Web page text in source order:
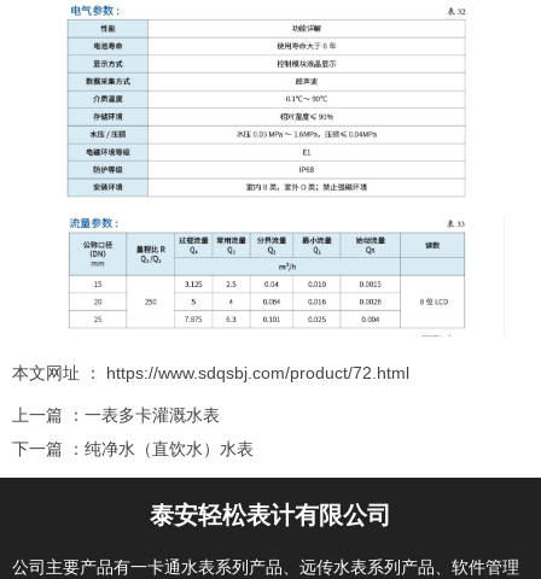
本文网址 ： https://www.sdqsbj.com/product/72.html
上一篇 ： 一表多卡灌溉水表
下一篇 ： 纯净水（直饮水）水表
相关推荐
泰安轻松表计有限公司
公司主要产品有一卡通水表系列产品、远传水表系列产品、软件管理